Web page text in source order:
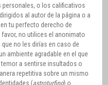
o los calificativos
al autor de la página o a
tu perfecto derecho de
no utilices el anonimato
no les dirías en caso de
ambiente agradable en el que
a sentirse insultados o
repetitiva sobre un mismo
(astroturfing) o